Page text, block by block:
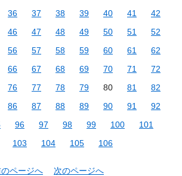
36 37 38 39 40 41
42
46 47 48 49 50 51
52
56 57 58 59 60 61
62
66 67 68 69 70 71
72
76 77 78 79 80 81
82
86 87 88 89 90 91
92
96 97 98 99 100
101
103 104 105 106
ページへ 次のページへ